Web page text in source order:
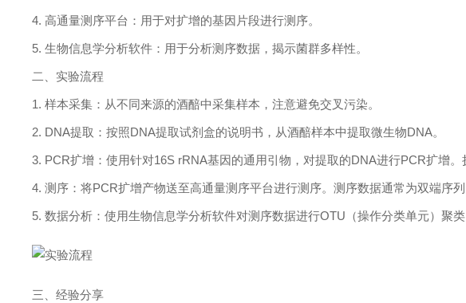
4.高通量测序平台：用于对扩增的基因片段进行测序。
5.生物信息学分析软件：用于分析测序数据，揭示菌群多样性。
二、实验流程
1.样本采集：从不同来源的酒醅中采集样本，注意避免交叉污染。
2. DNA提取：按照DNA提取试剂盒的说明书，从酒醅样本中提取微生物DNA。
3. PCR扩增：使用针对16S rRNA基因的通用引物，对提取的DNA进行PCR扩增。
4.测序：将PCR扩增产物送至高通量测序平台进行测序。测序数据通常为双端序
5.数据分析：使用生物信息学分析软件对测序数据进行OTU （操作分类单元）聚
三、经验分享